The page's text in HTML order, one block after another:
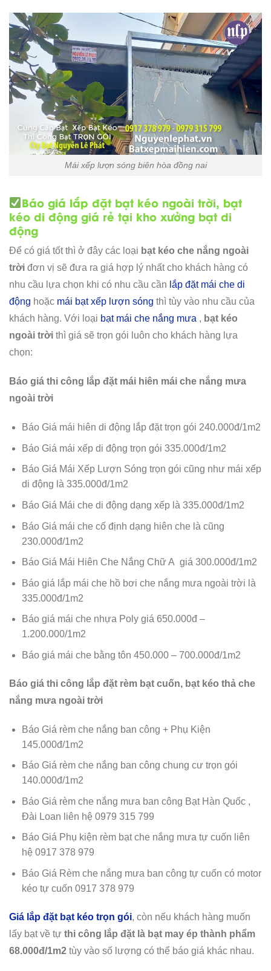
Mái xếp lượn sóng biên hòa đồng nai
Báo giá lắp đặt bạt kéo ngoài trời, bạt
kéo di động giá rẻ tại kho xưởng bạt di
động
Để có giá tốt thì ở đây các loại bạt kéo che nắng ngoài
trời đơn vị sẽ đưa ra giá hợp lý nhất cho khách hàng có
nhu cầu lựa chọn khi có nhu cầu cần lắp đặt mái che di
động hoặc mái bạt xếp lượn sóng thì tùy vào nhu cầu của
khách hàng. Với loại bạt mái che nắng mưa , bạt kéo
ngoài trời thì giá sẽ trọn gói luôn cho khách hàng lựa
chọn:
Báo giá thi công lắp đặt mái hiên mái che nắng mưa
ngoài trời
Báo Giá mái hiên di động lắp đặt trọn gói 240.000đ/1m2
Báo Giá mái xếp di động trọn gói 335.000đ/1m2
Báo Giá Mái Xếp Lượn Sóng trọn gói cũng như mái xếp
di động là 335.000đ/1m2
Báo Giá Mái che di động dạng xếp là 335.000đ/1m2
Báo Giá mái che cố định dạng hiên che là cũng
230.000đ/1m2
Báo Giá Mái Hiên Che Nắng Chữ A giá 300.000đ/1m2
Báo giá lắp mái che hồ bơi che nắng mưa ngoài trời là
335.000đ/1m2
Báo giá mái che nhựa Poly giá 650.000đ –
1.200.000/1m2
Báo giá mái che bằng tôn 450.000 – 700.000đ/1m2
Báo giá thi công lắp đặt rèm bạt cuốn, bạt kéo thả che
nắng mưa ngoài trời
Báo Giá rèm che nắng ban công + Phụ Kiện
145.000đ/1m2
Báo Giá rèm che nắng ban công chung cư trọn gói
140.000đ/1m2
Báo Giá rèm che nắng mưa ban công Bạt Hàn Quốc ,
Đài Loan liên hệ 0979 315 799
Báo Giá Phụ kiện rèm bạt che nắng mưa tự cuốn liên
hệ 0917 378 979
Báo Giá Rèm che nắng mưa ban công tự cuốn có motor
kéo tự cuốn 0917 378 979
Giá lắp đặt bạt kéo trọn gói, còn nếu khách hàng muốn
lấy bạt về tự thi công lắp đặt là bạt may ép thành phẩm
68.000đ/1m2 tùy vào số lượng có thể báo giá khác nhau.